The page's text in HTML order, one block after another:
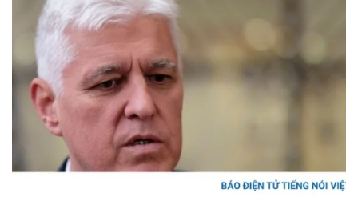
Doanh nghiệp
Thông tin doanh nghiệp
Doanh nghiệp 24h
Tin Công nghệ
Trải nghiệm